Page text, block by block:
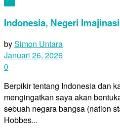
Indonesia, Negeri Imajinasi
bySimon Untara
Januari 26, 2026
0
Berpikir tentang Indonesia dan
mengingatkan saya akan
sebuah negara bangsa (nation
Hobbes...